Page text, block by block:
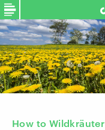
How to Wildkräuter